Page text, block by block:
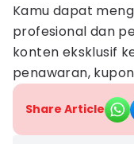
Kamu dapat
profesional dan
konten eksklusif
penawaran,
Share Article